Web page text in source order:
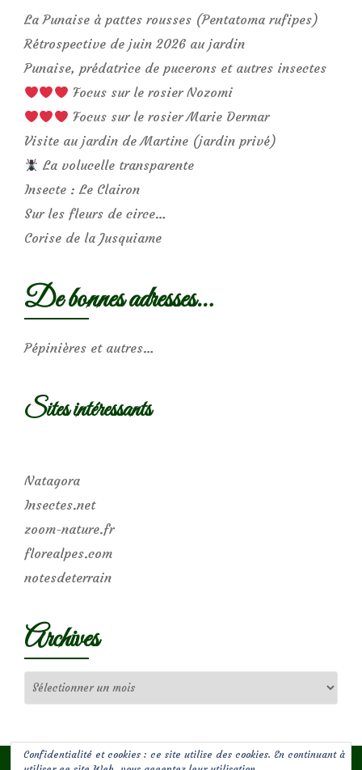
La Punaise à pattes rousses (Pentatoma rufipes)
Rétrospective de juin 2026 au jardin
Punaise, prédatrice de pucerons et autres insectes
Focus sur le rosier Nozomi
Focus sur le rosier Marie Dermar
Visite au jardin de Martine (jardin privé)
La volucelle transparente
Insecte : Le Clairon
Sur les fleurs de circe…
Corise de la Jusquiame
De bonnes adresses…
Pépinières et autres…
Sites intéressants
Natagora
Insectes.net
zoom-nature.fr
florealpes.com
notesdeterrain
Archives
Confidentialité et cookies : ce site utilise des cookies. En continuant à